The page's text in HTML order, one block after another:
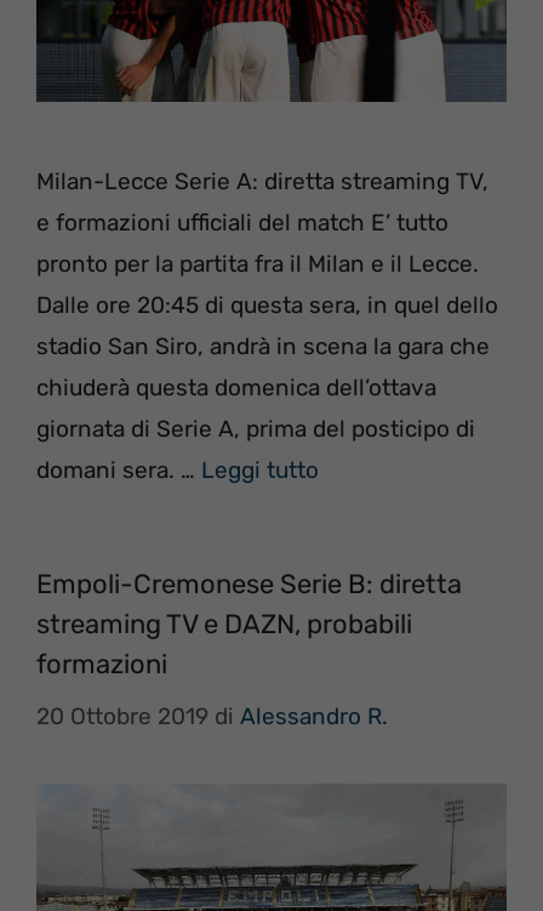
Milan-Lecce Serie A: diretta streaming TV,
e formazioni ufficiali del match E’ tutto
pronto per la partita fra il Milan e il Lecce.
Dalle ore 20:45 di questa sera, in quel dello
stadio San Siro, andrà in scena la gara che
chiuderà questa domenica dell’ottava
giornata di Serie A, prima del posticipo di
domani sera. … Leggi tutto
Empoli-Cremonese Serie B: diretta
streaming TV e DAZN, probabili
formazioni
20 Ottobre 2019 di Alessandro R.